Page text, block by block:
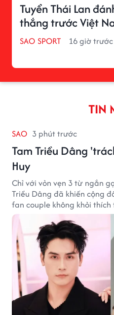
Tuyển Thái Lan
thắng trước Việt
SAO SPORT 16 giờ trước
TIN
SAO 3 phút trước
Tam Triều Dâng
Huy
Chỉ với vỏn vẹn 3 từ ngắn
Triều Dâng đã khiến cộng
fan couple không khỏi